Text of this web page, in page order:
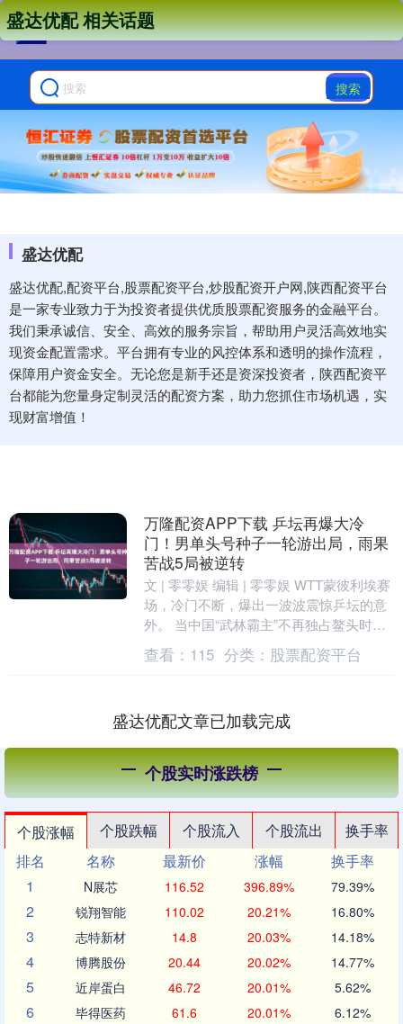
搜索
盛达优配
盛达优配,配资平台,股票配资平台,炒股配资开户网,陕西配资平台
是一家专业致力于为投资者提供优质股票配资服务的金融平台。
我们秉承诚信、安全、高效的服务宗旨，帮助用户灵活高效地实
现资金配置需求。平台拥有专业的风控体系和透明的操作流程，
保障用户资金安全。无论您是新手还是资深投资者，陕西配资平
台都能为您量身定制灵活的配资方案，助力您抓住市场机遇，实
现财富增值！
盛达优配 相关话题
万隆配资APP下载 乒坛再爆大冷
门！男单头号种子一轮游出局，雨果
苦战5局被逆转
文 | 零零娱 编辑 | 零零娱 WTT蒙彼利埃赛
场，冷门不断，爆出一波波震惊乒坛的意
外。 当中国“武林霸主”不再独占鳌头时，
世界各国的顶尖选手纷纷认为这是自己....
查看： 115 分类： 股票配资平台
盛达优配文章已加载完成
个股实时涨跌榜
个股涨幅 个股跌幅 个股流入 个股流出
换手率
排名
名称 最新价 涨幅
换手率
1
N展芯 116.52 396.89% 79.39%
2 锐翔智能 110.02 20.21% 16.80%
3 志特新材 14.8 20.03% 14.18%
4 博腾股份 20.44 20.02% 14.77%
5 近岸蛋白 46.72 20.01% 5.62%
6 毕得医药 61.6 20.01% 6.12%